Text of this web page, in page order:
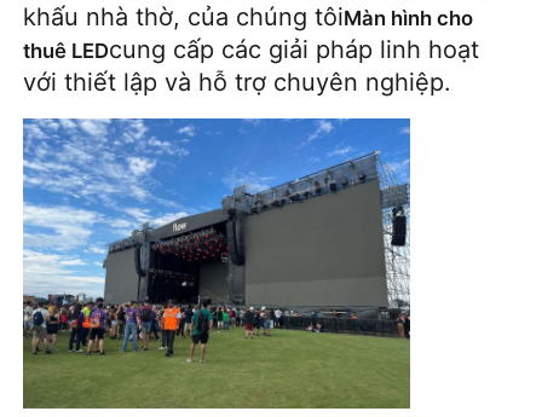
Về Chúng Tôi
Tham quan nhà máy
Kiểm soát chất lượng
Liên hệ với chúng tôi
Tin tức
Các trường hợp
khấu nhà thờ, của chúng tôiMàn hình cho
thuê LEDcung cấp các giải pháp linh hoạt
với thiết lập và hỗ trợ chuyên nghiệp.